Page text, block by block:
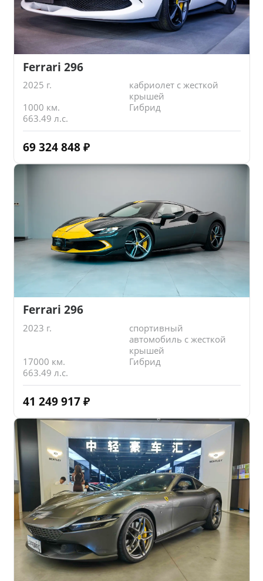
Ferrari 296
2025 г.
кабриолет с жесткой
крышей
1000 км.
Гибрид
663.49 л.с.
69 324 848 ₽
Ferrari 296
2023 г.
спортивный
автомобиль с жесткой
крышей
17000 км.
Гибрид
663.49 л.с.
41 249 917 ₽